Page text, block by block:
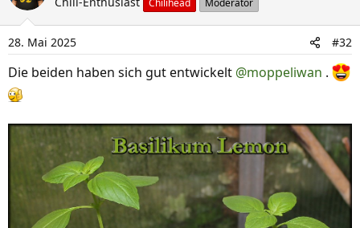
t
i
o
n
n
Chilihead Moderator
28. Mai 2025 #32
Die beiden haben sich gut entwickelt @moppeliwan .